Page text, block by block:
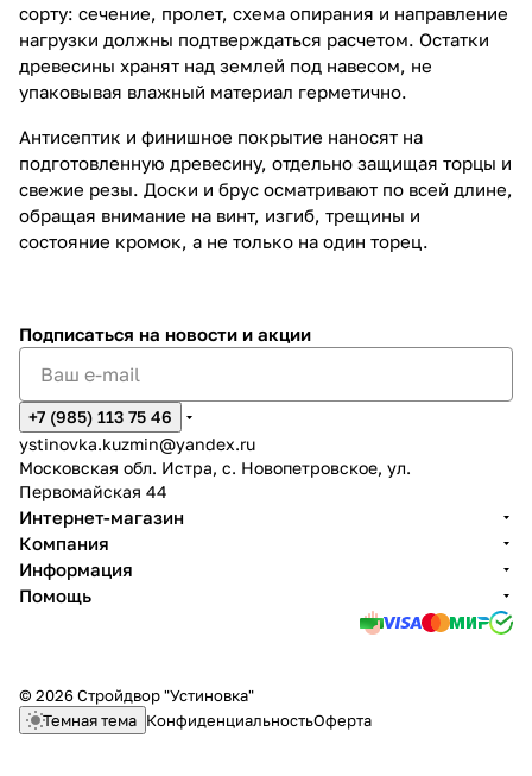
сорту: сечение, пролет, схема опирания и направление
нагрузки должны подтверждаться расчетом. Остатки
древесины хранят над землей под навесом, не
упаковывая влажный материал герметично.
Антисептик и финишное покрытие наносят на
подготовленную древесину, отдельно защищая торцы и
свежие резы. Доски и брус осматривают по всей длине,
обращая внимание на винт, изгиб, трещины и
состояние кромок, а не только на один торец.
Подписаться на новости и акции
+7 (985) 113 75 46
ystinovka.kuzmin@yandex.ru
Московская обл. Истра, с. Новопетровское, ул.
Первомайская 44
Интернет-магазин
Компания
Информация
Помощь
© 2026 Стройдвор "Устиновка"
Темная тема КонфиденциальностьОферта